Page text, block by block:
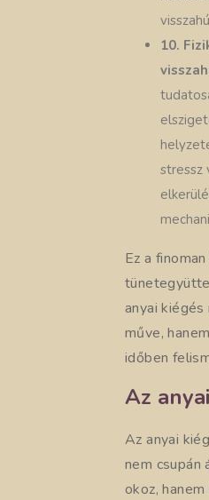
10.
stressz
Ez a
anyai
műve,
időben
Az
Az anyai
nem csupán
okoz,